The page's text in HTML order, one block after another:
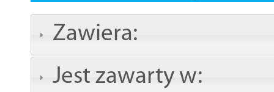
Zawiera:
Jest zawarty w: